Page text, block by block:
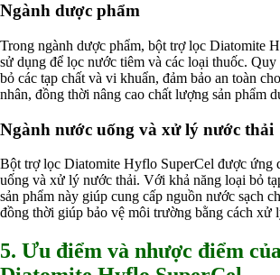
Ngành dược phẩm
Trong ngành dược phẩm, bột trợ lọc Diatomite
sử dụng để lọc nước tiêm và các loại thuốc.
bỏ các tạp chất và vi khuẩn, đảm bảo an toàn
nhân, đồng thời nâng cao chất lượng sản phẩm
Ngành nước uống và xử lý nước thải
Bột trợ lọc Diatomite Hyflo SuperCel được ứng
uống và xử lý nước thải. Với khả năng loại bỏ
sản phẩm này giúp cung cấp nguồn nước sạch
đồng thời giúp bảo vệ môi trường bằng cách xử
5. Ưu điểm và nhược điểm